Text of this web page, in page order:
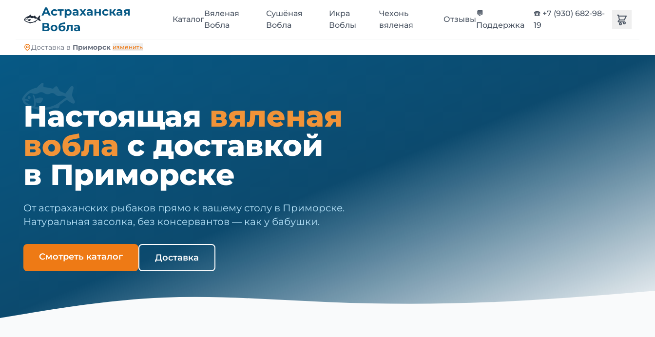
🐟Астраханская
Вобла
Каталог
Вяленая
Вобла
Сушёная
Вобла
Икра
Воблы
Чехонь
вяленая
Отзывы
💬
Поддержка
☎️ +7 (930) 682-98-
19
Доставка в Приморск изменить
🐟
Настоящая вяленая
вобла с доставкой
в Приморске
От астраханских рыбаков прямо к вашему столу в Приморске.
Натуральная засолка, без консервантов — как у бабушки.
Смотреть каталог Доставка